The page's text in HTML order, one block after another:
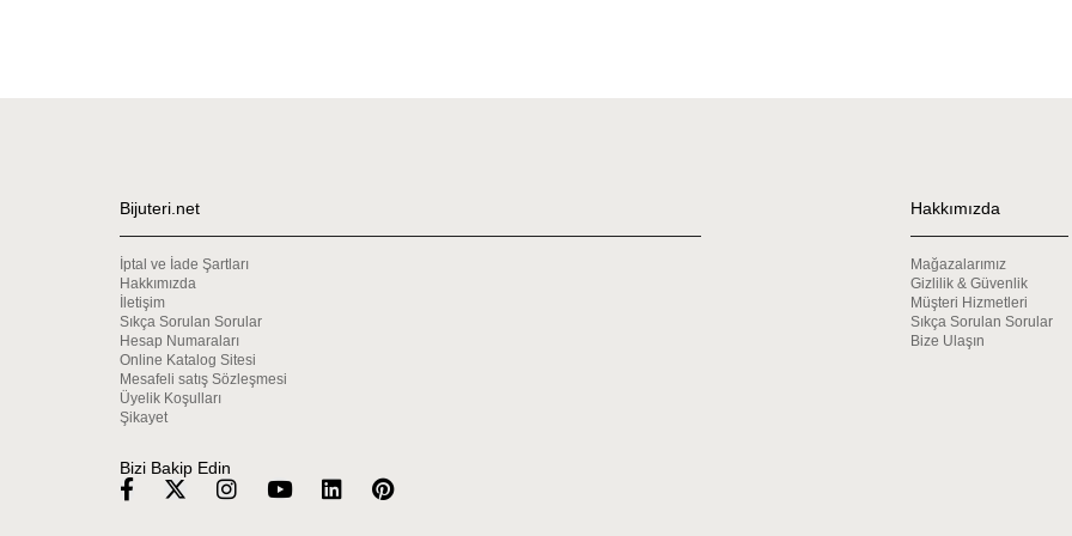
Bijuteri.net
İptal ve İade Şartları
Hakkımızda
İletişim
Sıkça Sorulan Sorular
Hesap Numaraları
Online Katalog Sitesi
Mesafeli satış Sözleşmesi
Üyelik Koşulları
Şikayet
Bizi Bakip Edin
Hakkımızda
Mağazalarımız
Gizlilik & Güvenlik
Müşteri Hizmetleri
Sıkça Sorulan Sorular
Bize Ulaşın